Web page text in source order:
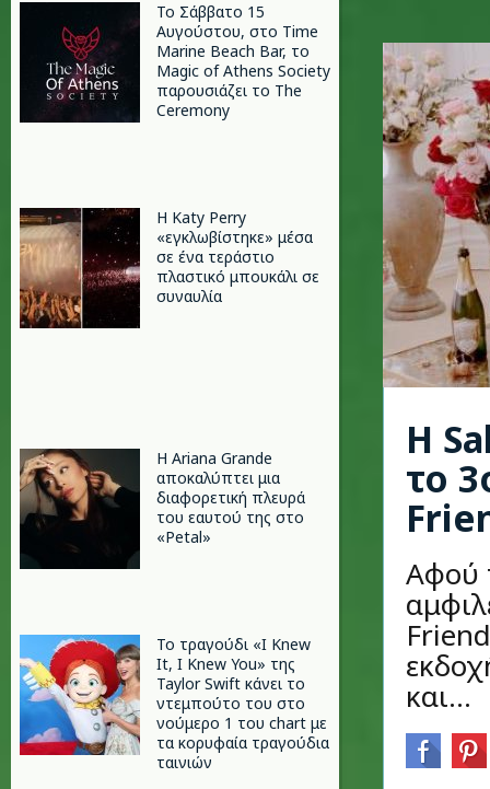
Το Σάββατο 15
Αυγούστου, στο Time
Marine Beach Bar, το
Magic of Athens Society
παρουσιάζει το The
Ceremony
H Katy Perry
«εγκλωβίστηκε» μέσα
σε ένα τεράστιο
πλαστικό μπουκάλι σε
συναυλία
Η Ariana Grande
αποκαλύπτει μια
διαφορετική πλευρά
του εαυτού της στο
«Petal»
Το τραγούδι «I Knew
It, I Knew You» της
Taylor Swift κάνει το
ντεμπούτο του στο
νούμερο 1 του chart με
τα κορυφαία τραγούδια
ταινιών
Η
το
Αφού
και...